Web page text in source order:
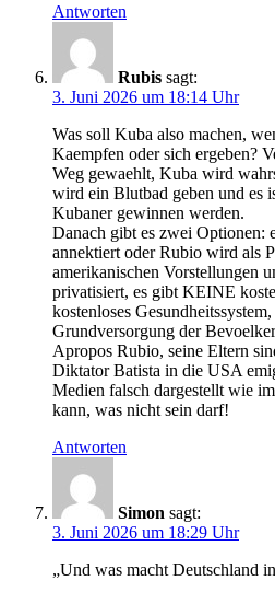
Antworten
Rubis sagt:
3. Juni 2026 um 18:14 Uhr
Was soll Kuba also machen,
Kaempfen oder sich ergeben?
Weg gewaehlt, Kuba wird
wird ein Blutbad geben und es
Kubaner gewinnen werden.
Danach gibt es zwei Optionen:
annektiert oder Rubio wird als
amerikanischen Vorstellungen
privatisiert, es gibt KEINE
kostenloses
Grundversorgung der
Apropos Rubio, seine Eltern
Diktator Batista in die USA
Medien falsch dargestellt wie
kann, was nicht sein darf!
Antworten
Simon sagt:
3. Juni 2026 um 18:29 Uhr
„Und was macht Deutschland